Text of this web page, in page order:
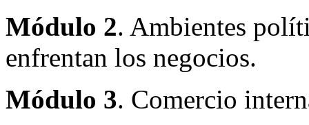
Módulo 2. Ambientes
enfrentan los negocios.
Módulo 3. Comercio